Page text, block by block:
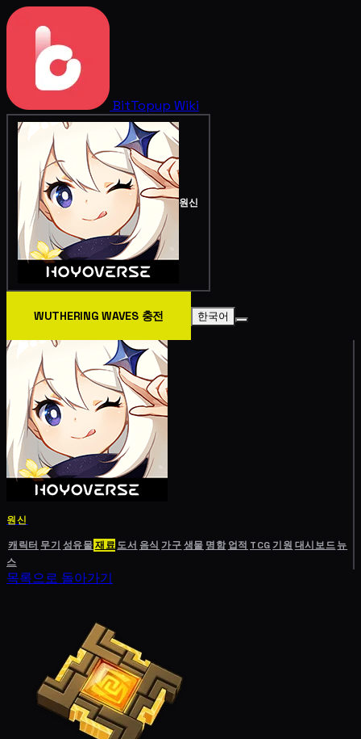
BitTopup Wiki
원신
WUTHERING WAVES 충전 한국어
원신
캐릭터 무기 성유물재료도서 음식 가구생물 명함 업적 TCG기원 대시보드뉴
스
목록으로 돌아가기